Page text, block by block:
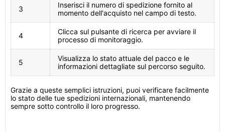
3
Inserisci il numero di spedizione fornito al
momento dell'acquisto nel campo di testo.
4
Clicca sul pulsante di ricerca per avviare il
processo di monitoraggio.
5
Visualizza lo stato attuale del pacco e le
informazioni dettagliate sul percorso seguito.
Grazie a queste semplici istruzioni, puoi verificare facilmente
lo stato delle tue spedizioni internazionali, mantenendo
sempre sotto controllo il loro progresso.